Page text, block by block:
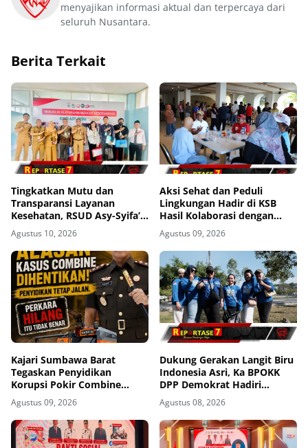
menyajikan informasi aktual dan terpercaya dari
seluruh Nusantara.
Berita Terkait
Tingkatkan Mutu dan
Transparansi Layanan
Kesehatan, RSUD Asy-Syifa’
Sumbawa Barat Terima
Kunjungan Evaluasi
Ombudsman RI
Agustus 10, 2026
Aksi Sehat dan Peduli
Lingkungan Hadir di KSB
Hasil Kolaborasi dengan
UNAIR
Agustus 09, 2026
Kajari Sumbawa Barat
Tegaskan Penyidikan
Korupsi Pokir Combine
Tetap Berjalan, Agung: Tidak
Ada Alasan Kasus
Dihentikan
Agustus 09, 2026
Dukung Gerakan Langit Biru
Indonesia Asri, Ka BPOKK
DPP Demokrat Hadiri
Kegiatan di Loteng
Agustus 08, 2026